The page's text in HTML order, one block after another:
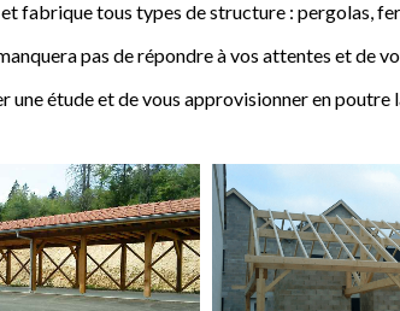
fabrique tous types de structure : pergolas,
pas de répondre à vos attentes et de
étude et de vous approvisionner en poutre